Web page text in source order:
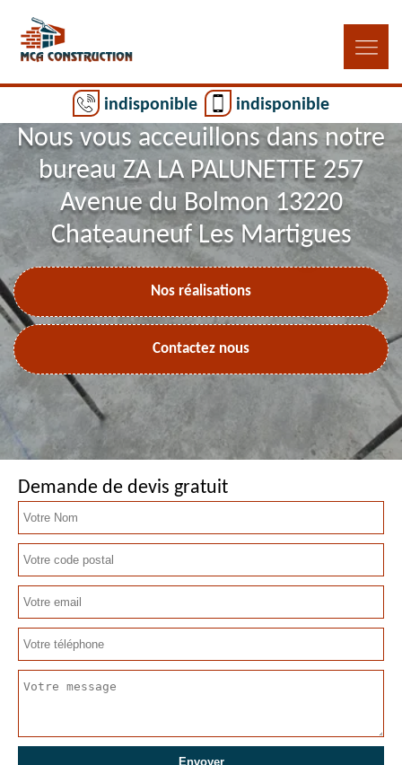
indisponible indisponible
Nous vous acceuillons dans notre
bureau ZA LA PALUNETTE 257
Avenue du Bolmon 13220
Chateauneuf Les Martigues
Nos réalisations
Contactez nous
Demande de devis gratuit